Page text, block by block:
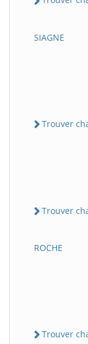
SIAGNE
Trouver
Trouver
ROCHE
Trouver